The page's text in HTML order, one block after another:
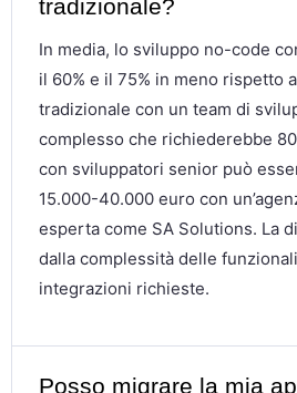
tradizionale?
In media, lo sviluppo no-code
il 60% e il 75% in meno rispetto
tradizionale con un team di
complesso che richiederebbe
con sviluppatori senior può
15.000-40.000 euro con
esperta come SA Solutions. La
dalla complessità delle
integrazioni richieste.
Posso migrare la mia